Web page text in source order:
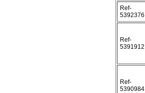
Ref-
5392376
Ref-
5391912
Ref-
5390984